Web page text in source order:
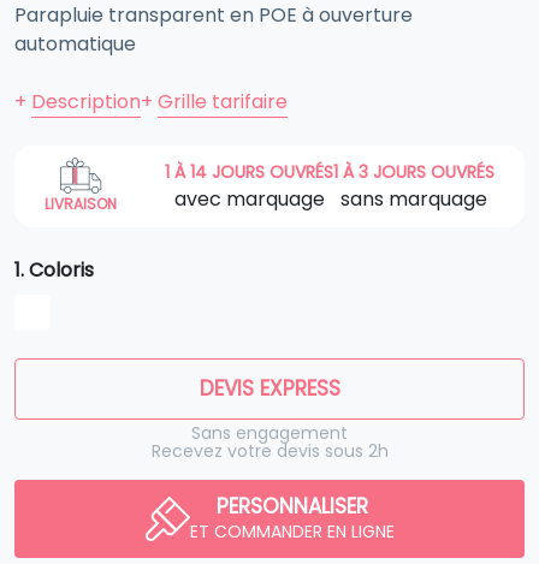
Parapluie transparent en POE à ouverture
automatique
+ Description+ Grille tarifaire
LIVRAISON
1 À 14 JOURS OUVRÉS
avec marquage
1 À 3 JOURS OUVRÉS
sans marquage
1. Coloris
DEVIS EXPRESS
Sans engagement
Recevez votre devis sous 2h
PERSONNALISER
ET COMMANDER EN LIGNE